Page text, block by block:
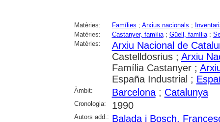
Matèries: Famílies ; Arxius nacionals ;
Matèries:
Castanyer, família; Güell, família;
Matèries:
Arxiu Nacional de
Castelldosrius ; Arxiu
Família Castanyer ;
España Industrial ;
Àmbit: Barcelona; Catalunya
Cronologia: 1990
Autors add.: Balada i Bosch,